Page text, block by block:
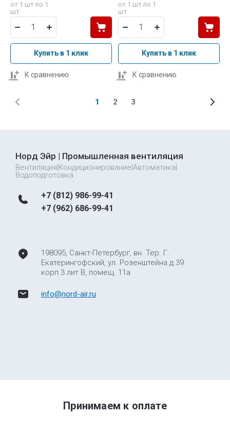
от 1 шт по 1
шт
Купить в 1 клик
К сравнению
от 1 шт по 1
шт
Купить в 1 клик
К сравнению
1 2 3
Норд Эйр | Промышленная вентиляция
Вентиляция|Кондиционирование|Автоматика|
Водоподготовка
+7 (812) 986-99-41
+7 (962) 686-99-41
198095, Санкт-Петербург, вн. Тер. Г.
Екатерингофский, ул. Розенштейна д.39
корп.3 лит В, помещ. 11а
info@nord-air.ru
Принимаем к оплате